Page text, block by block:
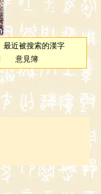
最近被搜索的漢字
意見簿